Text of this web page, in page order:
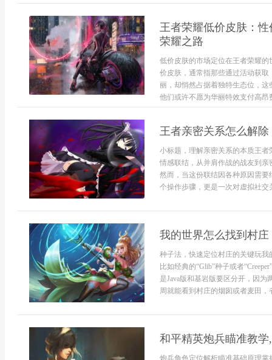
王者荣耀低价皮肤：
荣耀之路
低价皮肤的市场定位在王者荣耀
价皮肤，通常指那些通过活动获
丽，却悄然占据着独特生态位，
他们或许不愿为华丽特效支付高昂
王者亲密关系怎么解
小标题，理解亲密关系的本质王
情感联结，从并肩作战的战友到
然而，当这份联结因各种原因需
个操作步骤，更是一次对虚拟社交
我的世界怎么找到村
种子法，快速定位村庄的关键玩
比如经典的“Glib”种子或者
是Java版和基岩版要区分开，因
周就能看到村庄的烟囱或者麦田
和平精英炮兵瞄准教
炮兵角色定位解析瞄准基础原理